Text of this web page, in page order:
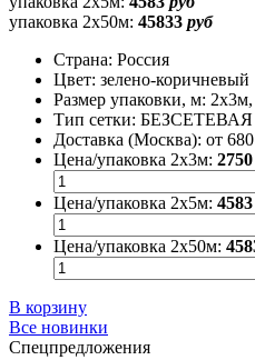
упаковка 2х50м: 45833 руб
Страна: Россия
Цвет: зелено-коричневый
Размер упаковки, м:
Тип сетки:
Доставка (Москва): от
Цена/упаковка 2х3м: 2750
Цена/упаковка 2х5м: 4583
Цена/упаковка 2х50м:
В корзину
Все новинки
Спецпредложения